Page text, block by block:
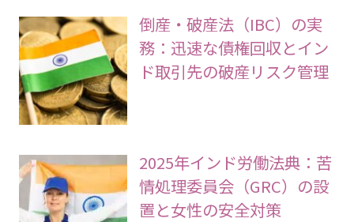
倒産・破産法（IBC）の実
務：迅速な債権回収とイン
ド取引先の破産リスク管理
2025年インド労働法典：苦
情処理委員会（GRC）の設
置と女性の安全対策